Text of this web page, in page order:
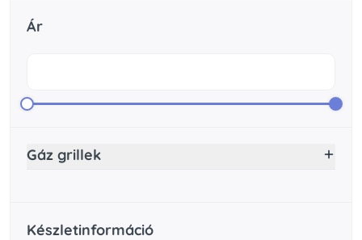
Ár
Gáz grillek
Készletinformáció